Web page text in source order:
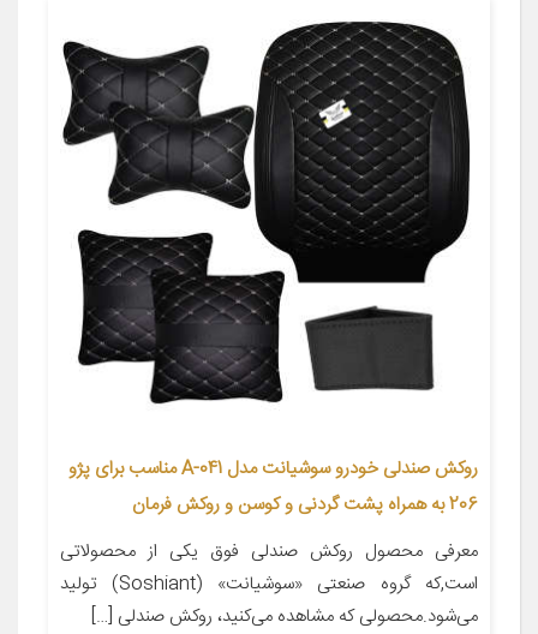
روکش صندلی خودرو سوشیانت مدل A-041 مناسب برای پژو
206 به همراه پشت گردنی و کوسن و روکش فرمان
معرفی محصول روکش صندلی فوق یکی از محصولاتی
است,که گروه صنعتی «سوشیانت» (Soshiant) تولید
می‌شود.محصولی که مشاهده می‌کنید، روکش صندلی […]